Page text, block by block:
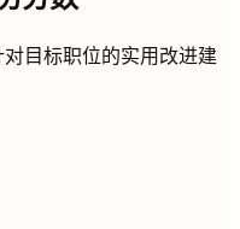
目标职位的实用改进建